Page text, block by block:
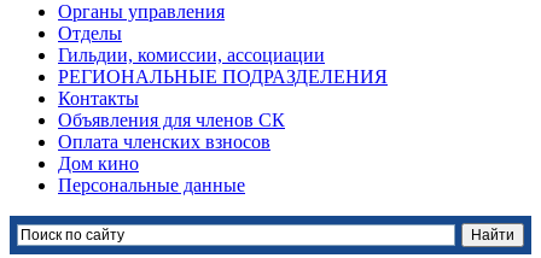
Органы управления
Отделы
Гильдии, комиссии, ассоциации
РЕГИОНАЛЬНЫЕ ПОДРАЗДЕЛЕНИЯ
Контакты
Объявления для членов СК
Оплата членских взносов
Дом кино
Персональные данные